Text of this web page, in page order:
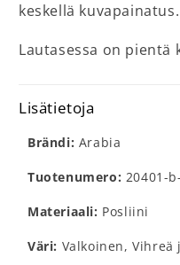
keskellä kuvapainatus.
Lautasessa on pientä
Lisätietoja
Brändi: Arabia
Tuotenumero: 20401-
Materiaali: Posliini
Väri: Valkoinen,